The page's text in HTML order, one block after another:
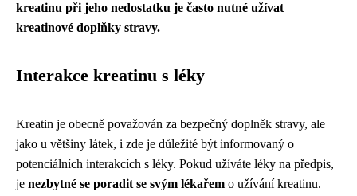
kreatinu při jeho nedostatku je často nutné užívat
kreatinové doplňky stravy.
Interakce kreatinu s léky
Kreatin je obecně považován za bezpečný doplněk stravy, ale
jako u většiny látek, i zde je důležité být informovaný o
potenciálních interakcích s léky. Pokud užíváte léky na předpis,
je nezbytné se poradit se svým lékařem o užívání kreatinu.